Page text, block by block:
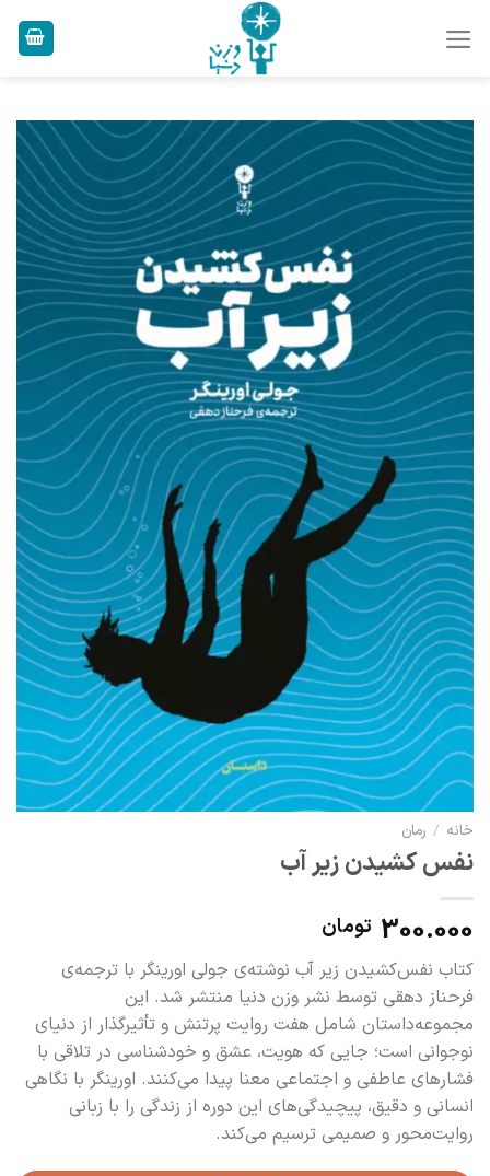
خانه / رمان
نفس کشیدن زیر آب
300.000 تومان
کتاب نفس‌کشیدن زیر آب نوشته‌ی جولی اورینگر با ترجمه‌ی
فرحناز دهقی توسط نشر وزن دنیا منتشر شد. این
مجموعه‌داستان شامل هفت روایت پرتنش و تأثیرگذار از دنیای
نوجوانی‌ است؛ جایی که هویت، عشق و خودشناسی در تلاقی با
فشارهای عاطفی و اجتماعی معنا پیدا می‌کنند. اورینگر با نگاهی
انسانی و دقیق، پیچیدگی‌های این دوره از زندگی را با زبانی
روایت‌محور و صمیمی ترسیم می‌کند.